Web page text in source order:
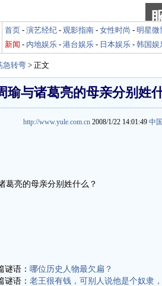
首页 - 演艺经纪 - 观影指南 - 女性时尚 - 明星微
新闻 - 内地娱乐 - 港台娱乐 - 日本娱乐 - 韩国娱
急转弯 > 正文
瑜与诸葛亮的母亲分别姓
http://www.yule.com.cn 2008/1/22 14:01:49 中
亮的母亲分别姓什么？
谜语： 哪位历史人物最欠扁？
谜语： 老王很有钱，可别人说他是个奴隶